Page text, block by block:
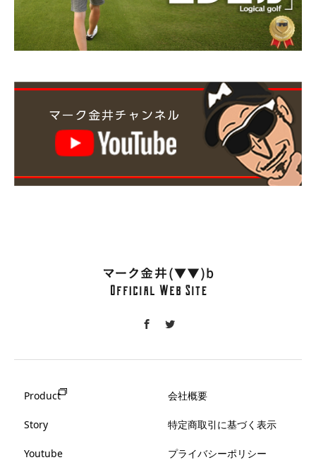
Product
Story
Youtube
会社概要
特定商取引に基づく表示
プライバシーポリシー